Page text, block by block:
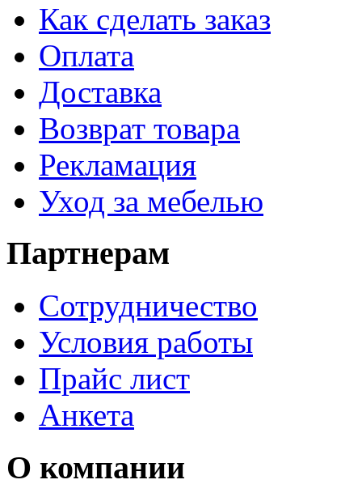
Как сделать заказ
Оплата
Доставка
Возврат товара
Рекламация
Уход за мебелью
Партнерам
Сотрудничество
Условия работы
Прайс лист
Анкета
О компании